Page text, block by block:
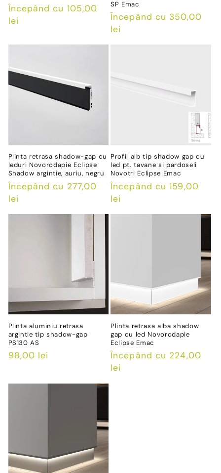
Preț
obișnuit
Începând cu 105,00
lei
SP Emac
Preț
obișnuit
Începând cu 350,00
lei
Plinta retrasa shadow-gap cu
leduri Novorodapie Eclipse
Shadow argintie, auriu, negru
Preț
obișnuit
Începând cu 277,00
lei
Profil alb tip shadow gap cu
led pt. tavane si pardoseli
Novotri Eclipse Emac
Preț
obișnuit
Începând cu 159,00
lei
Plinta aluminiu retrasa
argintie tip shadow-gap
PS130 AS
Preț
98,00 lei
Plinta retrasa alba shadow
gap cu led Novorodapie
Eclipse Emac
Preț
obișnuit
Începând cu 224,00
lei